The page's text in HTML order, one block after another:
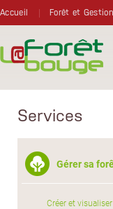
Accueil
Forêt et Gestion
Services
Gérer sa
Créer et